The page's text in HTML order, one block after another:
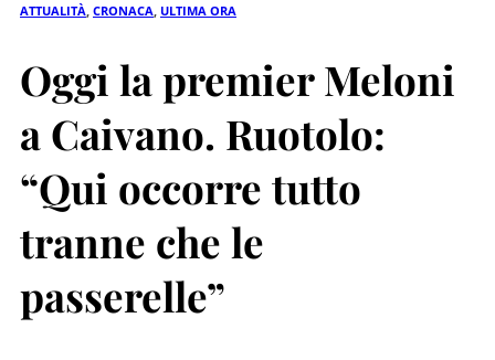
ATTUALITÀ CRONACA ULTIMA ORA
Oggi la premier Meloni
a Caivano. Ruotolo:
“Qui occorre tutto
tranne che le
passerelle”